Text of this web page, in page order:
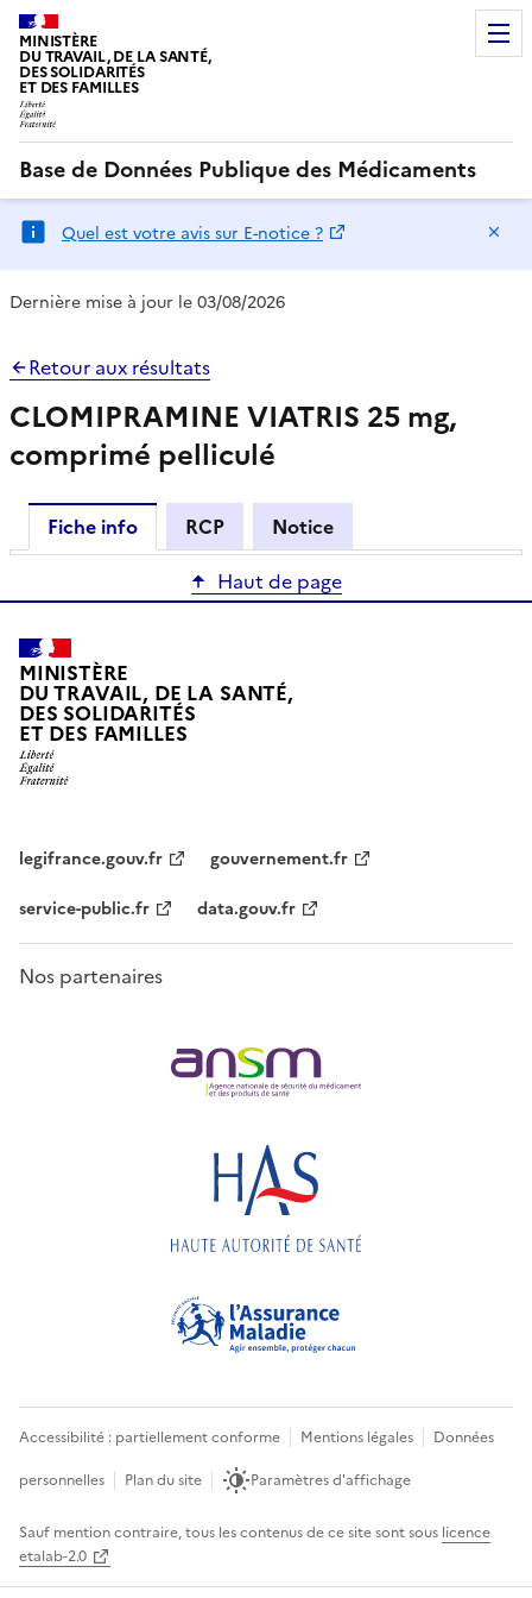
MINISTÈRE
DU TRAVAIL, DE LA SANTÉ,
DES SOLIDARITÉS
ET DES FAMILLES
Base de Données Publique des Médicaments
Quel est votre avis sur E-notice ?
Dernière mise à jour le 03/08/2026
Retour aux résultats
CLOMIPRAMINE VIATRIS 25 mg,
comprimé pelliculé
Fiche info RCP
Notice
Haut de page
MINISTÈRE
DU TRAVAIL, DE LA SANTÉ,
DES SOLIDARITÉS
ET DES FAMILLES
legifrance.gouv.fr
gouvernement.fr
service-public.fr
data.gouv.fr
Nos partenaires
Accessibilité : partiellement conforme Mentions légales
Données
personnelles
Plan du site Paramètres d'affichage
Sauf mention contraire, tous les contenus de ce site sont sous licence
etalab-2.0